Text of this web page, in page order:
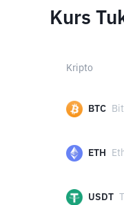
Kurs
Kripto
BTC
ETH
USDT